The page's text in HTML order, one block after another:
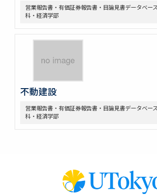
営業報告書・有価証券報告書・目論見書データベー
科・経済学部
不動建設
営業報告書・有価証券報告書・目論見書データベー
科・経済学部